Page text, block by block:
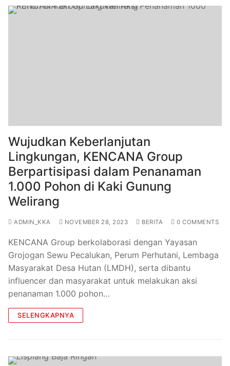
Wujudkan Keberlanjutan
Lingkungan, KENCANA Group
Berpartisipasi dalam Penanaman
1.000 Pohon di Kaki Gunung
Welirang
ADMIN_KKA NOVEMBER 28, 2023 BERITA 0 COMMENTS
KENCANA Group berkolaborasi dengan Yayasan
Grojogan Sewu Pecalukan, Perum Perhutani, Lembaga
Masyarakat Desa Hutan (LMDH), serta dibantu
influencer dan masyarakat untuk melakukan aksi
penanaman 1.000 pohon…
SELENGKAPNYA